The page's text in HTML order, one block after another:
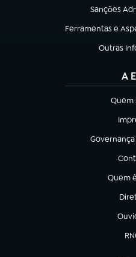
Sanções
(abre em
Ferramentas e
(abre em nova aba)
Outras
(abre em
A
Quem
(abre
(abre em
Quem
(abre